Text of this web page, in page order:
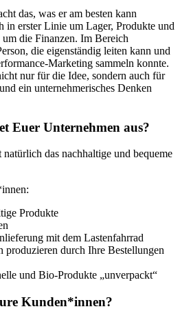
das, was er am besten kann
erster Linie um Lager, Produkte und
die Finanzen. Im Bereich
die eigenständig leiten kann und
Marketing sammeln konnte.
nur für die Idee, sondern auch für
ein unternehmerisches Denken
Euer Unternehmen aus?
das nachhaltige und bequeme
Produkte
mit dem Lastenfahrrad
produzieren durch Ihre Bestellungen
und Bio-Produkte „unverpackt“
Kunden*innen?